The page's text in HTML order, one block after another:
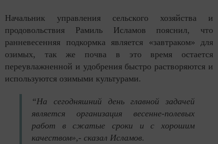
Начальник управления сельского хозяйства и
продовольствия Рамиль Исламов пояснил, что
ранневесенняя подкормка является «завтраком» для
озимых, так же почва в это время остается
переувлажненной и удобрения быстро растворяются и
используются озимыми культурами.
“На сегодняшний день главной задачей
является организация весенне-полевых
работ в сжатые сроки и с хорошим
качеством»,- сказал Исламов.